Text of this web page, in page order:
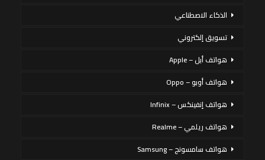
الذكاء الاصطناعي
تسويق إلكتروني
هواتف أبل – Apple
هواتف أوبو – Oppo
هواتف إنفينكس – Infinix
هواتف ريلمي – Realme
هواتف سامسونج – Samsung